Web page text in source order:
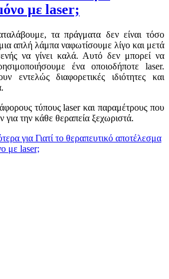
με laser;
τα πράγματα δεν είναι τόσο
απλή λάμπα ναφωτίσουμε λίγο και μετά
να γίνει καλά. Αυτό δεν μπορεί να
ένα οποιοδήποτε laser.
εντελώς διαφορετικές ιδιότητες και
τύπους laser και παραμέτρους που
για την κάθε θεραπεία ξεχωριστά.
για Γιατί το θεραπευτικό αποτέλεσμα
με laser;